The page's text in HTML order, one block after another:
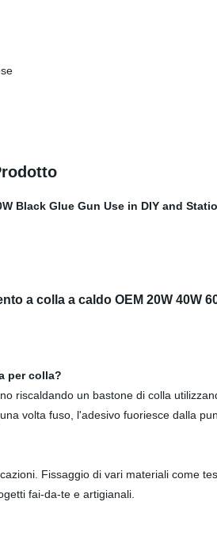
a colla a caldo OEM 20W 40W
per colla?
riscaldando un bastone di colla
volta fuso, l'adesivo fuoriesce dalla
Fissaggio di vari materiali come
fai-da-te e artigianali.